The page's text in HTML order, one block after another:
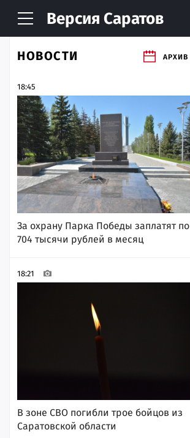
Версия Саратов
НОВОСТИ АРХИВ
18:45
За охрану Парка Победы заплатят по
704 тысячи рублей в месяц
18:21
В зоне СВО погибли трое бойцов из
Саратовской области